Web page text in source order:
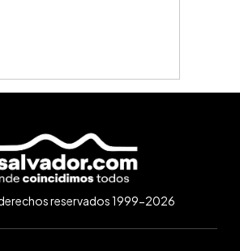
reservados 1999-2026